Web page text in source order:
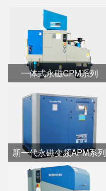
一体式永磁CPM系列
新一代永磁变频APM系列